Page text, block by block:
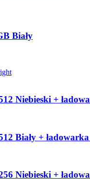
Biały
Niebieski +
Biały +
Niebieski +